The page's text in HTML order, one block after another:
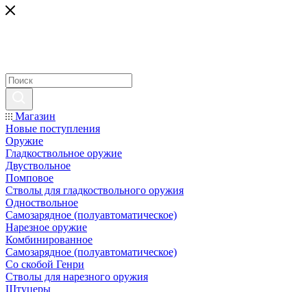
Магазин
Новые поступления
Оружие
Гладкоствольное оружие
Двуствольное
Помповое
Стволы для гладкоствольного оружия
Одноствольное
Самозарядное (полуавтоматическое)
Нарезное оружие
Комбинированное
Самозарядное (полуавтоматическое)
Со скобой Генри
Стволы для нарезного оружия
Штуцеры